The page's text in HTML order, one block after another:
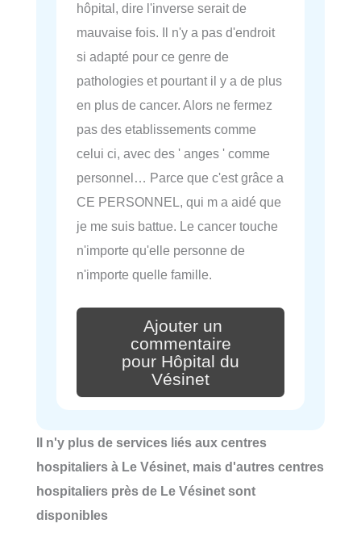
hôpital, dire l'inverse serait de
mauvaise fois. Il n'y a pas d'endroit
si adapté pour ce genre de
pathologies et pourtant il y a de plus
en plus de cancer. Alors ne fermez
pas des etablissements comme
celui ci, avec des ' anges ' comme
personnel… Parce que c'est grâce a
CE PERSONNEL, qui m a aidé que
je me suis battue. Le cancer touche
n'importe qu'elle personne de
n'importe quelle famille.
Ajouter un
commentaire
pour Hôpital du
Vésinet
Il n'y plus de services liés aux centres
hospitaliers à Le Vésinet, mais d'autres centres
hospitaliers près de Le Vésinet sont
disponibles